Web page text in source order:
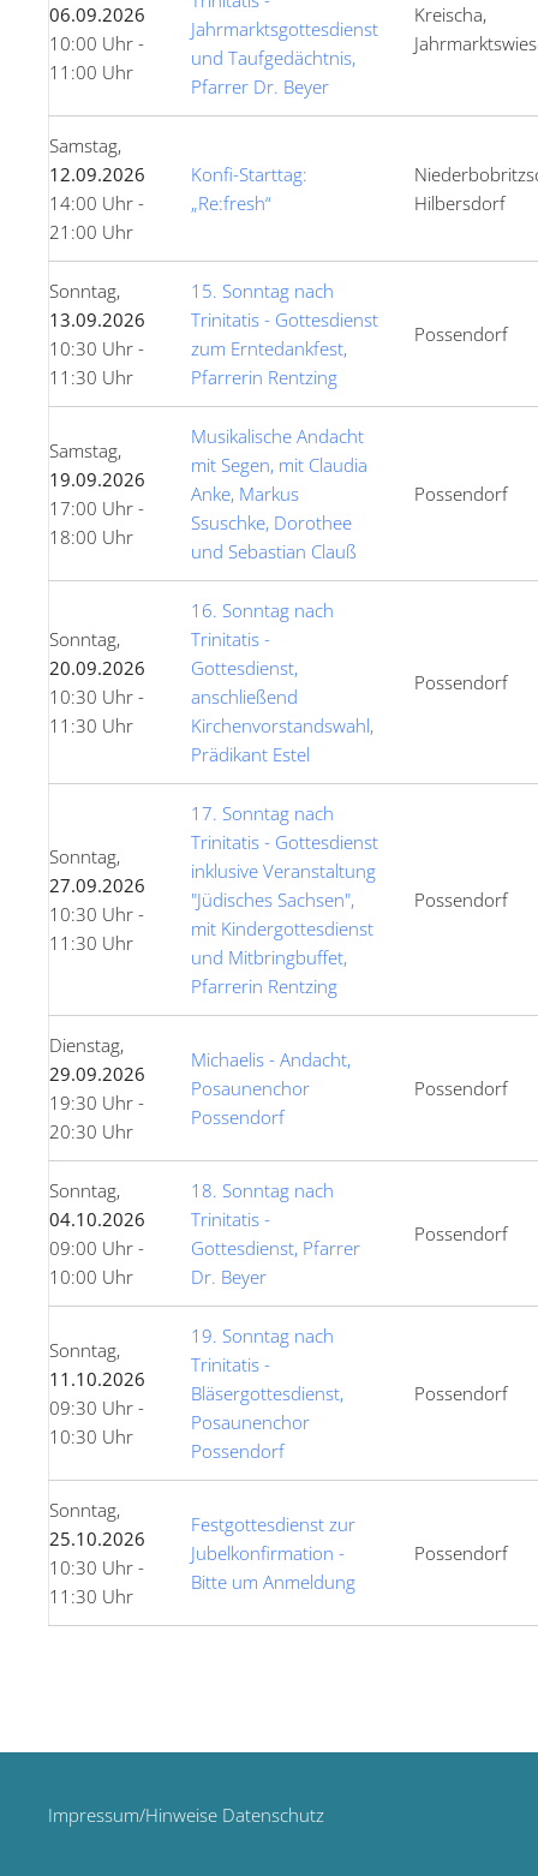
06.09.2026
10:00 Uhr -
11:00 Uhr
Jahrmarktsgottesdienst
und Taufgedächtnis,
Pfarrer Dr. Beyer
Kreischa,
Samstag,
12.09.2026
14:00 Uhr -
21:00 Uhr
Konfi-Starttag:
„Re:fresh“
Hilbersdorf
Sonntag,
13.09.2026
10:30 Uhr -
11:30 Uhr
15. Sonntag nach
Trinitatis - Gottesdienst
zum Erntedankfest,
Pfarrerin Rentzing
Possendorf
Samstag,
19.09.2026
17:00 Uhr -
18:00 Uhr
Musikalische Andacht
mit Segen, mit Claudia
Anke, Markus
Ssuschke, Dorothee
und Sebastian Clauß
Possendorf
Sonntag,
20.09.2026
10:30 Uhr -
11:30 Uhr
16. Sonntag nach
Trinitatis -
Gottesdienst,
anschließend
Kirchenvorstandswahl,
Prädikant Estel
Possendorf
Sonntag,
27.09.2026
10:30 Uhr -
11:30 Uhr
17. Sonntag nach
Trinitatis - Gottesdienst
inklusive Veranstaltung
"Jüdisches Sachsen",
mit Kindergottesdienst
und Mitbringbuffet,
Pfarrerin Rentzing
Possendorf
Dienstag,
29.09.2026
19:30 Uhr -
20:30 Uhr
Michaelis - Andacht,
Posaunenchor
Possendorf
Possendorf
Sonntag,
04.10.2026
09:00 Uhr -
10:00 Uhr
18. Sonntag nach
Trinitatis -
Gottesdienst, Pfarrer
Dr. Beyer
Possendorf
Sonntag,
11.10.2026
09:30 Uhr -
10:30 Uhr
19. Sonntag nach
Trinitatis -
Bläsergottesdienst,
Posaunenchor
Possendorf
Possendorf
Sonntag,
25.10.2026
10:30 Uhr -
11:30 Uhr
Festgottesdienst zur
Jubelkonfirmation -
Bitte um Anmeldung
Possendorf
Impressum/Hinweise Datenschutz